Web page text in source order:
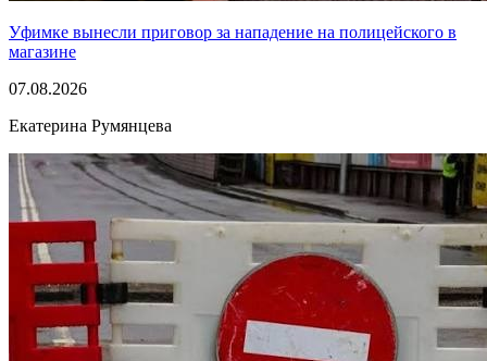
Уфимке вынесли приговор за нападение на полицейского в
магазине
07.08.2026
Екатерина Румянцева